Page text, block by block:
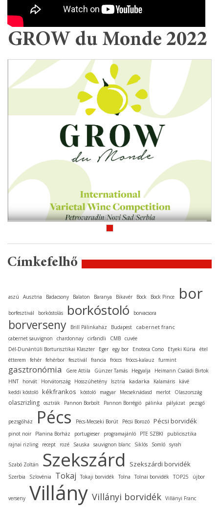
GROW du Monde 2022
Címkefelhő
aszú Ausztria Badacsony Balaton Baranya Bikavér Bock Bock Pince bor
borfesztivál borkóstolás borkóstoló borvacsora
borverseny Brill Pálinkaház Budapest cabernet franc
cabernet sauvignon chardonnay cirfandli CMB cuvée
Dél-Dunántúli Borturisztikai Klaszter
Eger egy bor Enoteca Corso Etyeki Kúria
étel
étterem
fehér fehérbor fesztivál francia fröccs fröccs-kalauz furmint
gasztronómia Gere Attila Günzer Tamás Hegyalja
Heimann Családi Birtok
HNT
horvát Horvátország Hosszúhetény Isztria kadarka Kalamáris
kávé
keddi kóstoló kékfrankos kóstoló magyar Mecseknádasd merlot Olaszország
olaszrizling osztrák Pannon Borbolt Pannon Borrégió pálinka pályázat pezsgő
pezsgőház Pécs Pécs-Mecseki Borút Pécsi Borozó Pécsi borvidék
pinot noir Planina Borház portugieser programajánló PTE SZBKI
publicisztika
rajnai rizling
recept rozé Sauska sauvignon blanc Siklós Somló syrah
Szabó Zoltán Szekszárd Szekszárdi borvidék
Szerbia Szlovénia Tokaj Tokaji borvidék Tolna Tolnai borvidék TOP25 újbor
verseny Villány Villányi borvidék Villányi Franc